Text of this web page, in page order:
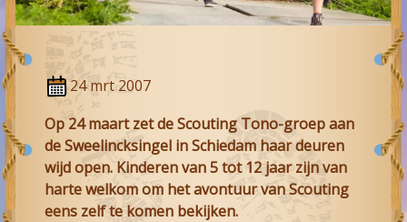
24 mrt 2007
Op 24 maart zet de Scouting Tono-groep aan
de Sweelincksingel in Schiedam haar deuren
wijd open. Kinderen van 5 tot 12 jaar zijn van
harte welkom om het avontuur van Scouting
eens zelf te komen bekijken.